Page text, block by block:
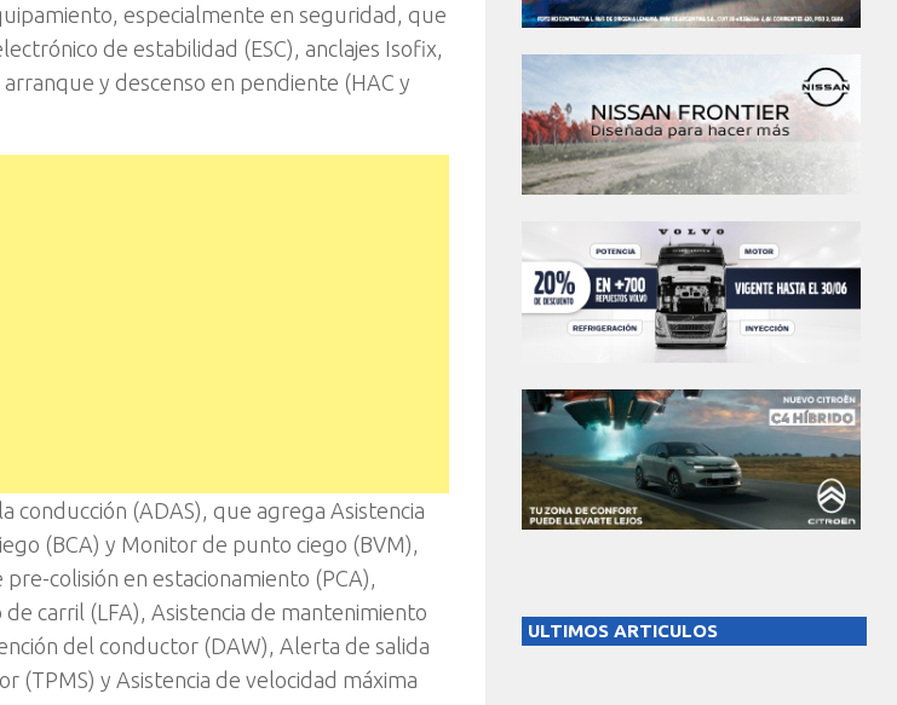
especialmente en seguridad, que
de estabilidad (ESC), anclajes Isofix,
y descenso en pendiente (HAC y
conducción (ADAS), que agrega Asistencia
(BCA) y Monitor de punto ciego (BVM),
colisión en estacionamiento (PCA),
carril (LFA), Asistencia de mantenimiento
del conductor (DAW), Alerta de salida
(TPMS) y Asistencia de velocidad máxima
ULTIMOS ARTICULOS